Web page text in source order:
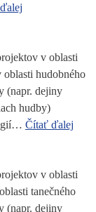
v oblasti
hudobného
(napr. dejiny
hudby)
Čítať ďalej
v oblasti
tanečného
(napr. dejiny